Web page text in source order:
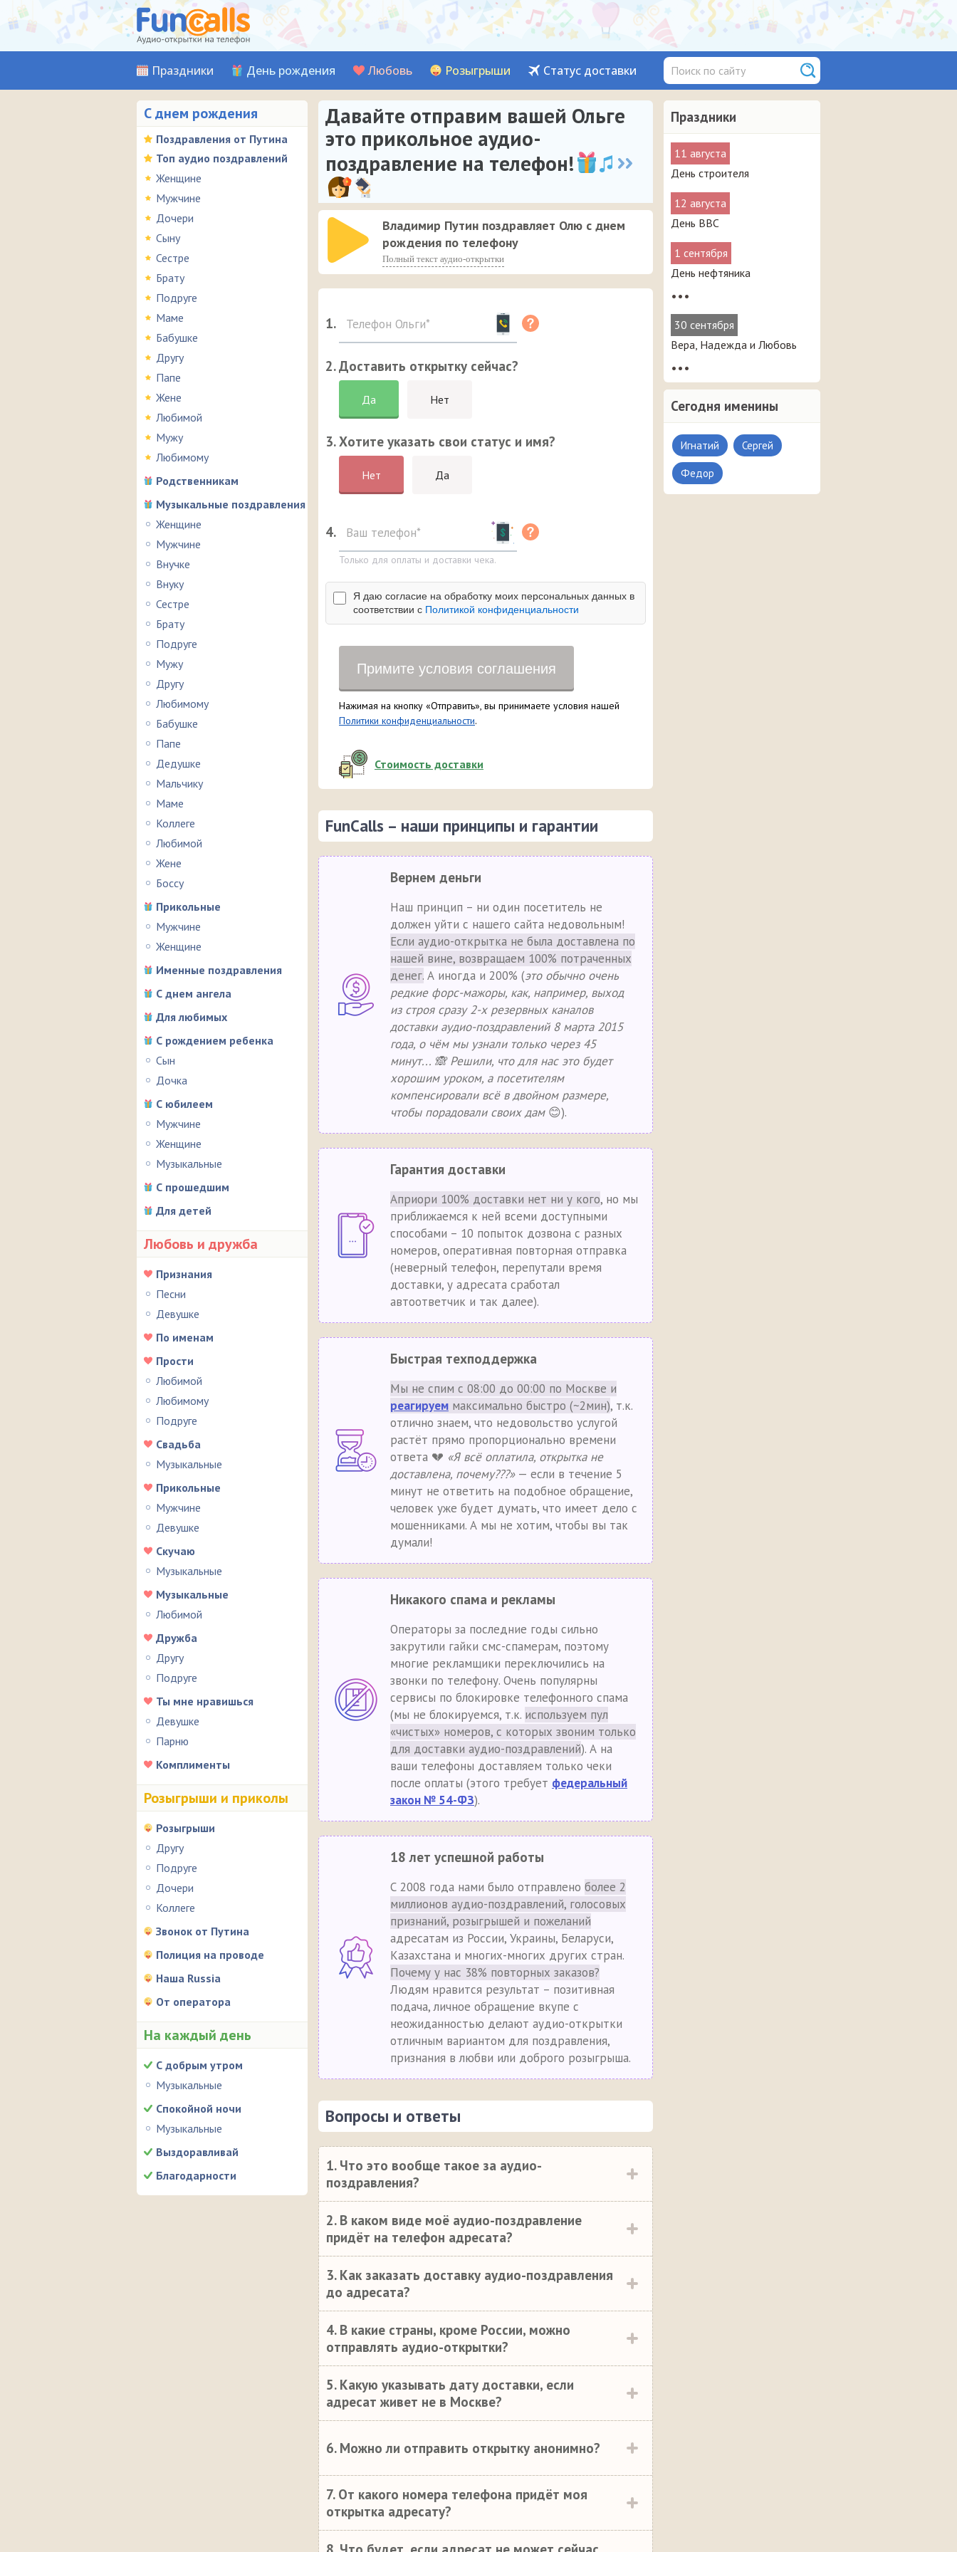
Праздники День рождения Любовь Розыгрыши Статус доставки
С днем рождения
Поздравления от Путина
Топ аудио поздравлений
Женщине
Мужчине
Дочери
Сыну
Сестре
Брату
Подруге
Маме
Бабушке
Другу
Папе
Жене
Любимой
Мужу
Любимому
Родственникам
Музыкальные поздравления
Женщине
Мужчине
Внучке
Внуку
Сестре
Брату
Подруге
Мужу
Другу
Любимому
Бабушке
Папе
Дедушке
Мальчику
Маме
Коллеге
Любимой
Жене
Боссу
Прикольные
Мужчине
Женщине
Именные поздравления
С днем ангела
Для любимых
С рождением ребенка
Сын
Дочка
С юбилеем
Мужчине
Женщине
Музыкальные
С прошедшим
Для детей
Любовь и дружба
Признания
Песни
Девушке
По именам
Прости
Любимой
Любимому
Подруге
Свадьба
Музыкальные
Прикольные
Мужчине
Девушке
Скучаю
Музыкальные
Музыкальные
Любимой
Дружба
Другу
Подруге
Ты мне нравишься
Девушке
Парню
Комплименты
Розыгрыши и приколы
Розыгрыши
Другу
Подруге
Дочери
Коллеге
Звонок от Путина
Полиция на проводе
Наша Russia
От оператора
На каждый день
С добрым утром
Музыкальные
Спокойной ночи
Музыкальные
Выздоравливай
Благодарности
Праздники
11 августа
День строителя
12 августа
День ВВС
1 сентября
День нефтяника
•••
30 сентября
Вера, Надежда и Любовь
•••
Сегодня именины
Игнатий Сергей
Федор
Давайте отправим вашей Ольге
это прикольное аудио-
поздравление на телефон!
Владимир Путин поздравляет Олю с днем
рождения по телефону
Полный текст аудио-открытки
1.
2. Доставить открытку сейчас?
Да Нет
3. Хотите указать свои статус и имя?
Нет Да
4.
Только для оплаты и доставки чека.
Я даю согласие на обработку моих персональных данных в
соответствии с Политикой конфиденциальности
Примите условия соглашения
Нажимая на кнопку «Отправить», вы принимаете условия нашей
Политики конфиденциальности.
Стоимость доставки
FunCalls – наши принципы и гарантии
Вернем деньги
Наш принцип – ни один посетитель не
должен уйти с нашего сайта недовольным!
Если аудио-открытка не была доставлена по
нашей вине, возвращаем 100% потраченных
денег. А иногда и 200% (это обычно очень
редкие форс-мажоры, как, например, выход
из строя сразу 2-х резервных каналов
доставки аудио-поздравлений 8 марта 2015
года, о чём мы узнали только через 45
минут... 🙈 Решили, что для нас это будет
хорошим уроком, а посетителям
компенсировали всё в двойном размере,
чтобы порадовали своих дам😊).
Гарантия доставки
Априори 100% доставки нет ни у кого, но мы
приближаемся к ней всеми доступными
способами – 10 попыток дозвона с разных
номеров, оперативная повторная отправка
(неверный телефон, перепутали время
доставки, у адресата сработал
автоответчик и так далее).
Быстрая техподдержка
Мы не спим с 08:00 до 00:00 по Москве и
реагируем максимально быстро (~2мин), т.к.
отлично знаем, что недовольство услугой
растёт прямо пропорционально времени
ответа 💔 «Я всё оплатила, открытка не
доставлена, почему???»— если в течение 5
минут не ответить на подобное обращение,
человек уже будет думать, что имеет дело с
мошенниками. А мы не хотим, чтобы вы так
думали!
Никакого спама и рекламы
Операторы за последние годы сильно
закрутили гайки смс-спамерам, поэтому
многие рекламщики переключились на
звонки по телефону. Очень популярны
сервисы по блокировке телефонного спама
(мы не блокируемся, т.к. используем пул
«чистых» номеров, с которых звоним только
для доставки аудио-поздравлений). А на
ваши телефоны доставляем только чеки
после оплаты (этого требует федеральный
закон № 54-ФЗ).
18 лет успешной работы
С 2008 года нами было отправлено более 2
миллионов аудио-поздравлений, голосовых
признаний, розыгрышей и пожеланий
адресатам из России, Украины, Беларуси,
Казахстана и многих-многих других стран.
Почему у нас 38% повторных заказов?
Людям нравится результат – позитивная
подача, личное обращение вкупе с
неожиданностью делают аудио-открытки
отличным вариантом для поздравления,
признания в любви или доброго розыгрыша.
Вопросы и ответы
1. Что это вообще такое за аудио-
поздравления?
2. В каком виде моё аудио-поздравление
придёт на телефон адресата?
3. Как заказать доставку аудио-поздравления
до адресата?
4. В какие страны, кроме России, можно
отправлять аудио-открытки?
5. Какую указывать дату доставки, если
адресат живет не в Москве?
6. Можно ли отправить открытку анонимно?
7. От какого номера телефона придёт моя
открытка адресату?